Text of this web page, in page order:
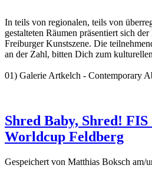
In teils von regionalen, teils von
gestalteten Räumen präsentiert sich
Freiburger Kunstszene. Die
an der Zahl, bitten Dich zum
01) Galerie Artkelch - Contemporary
Shred Baby, Shred!
Worldcup Feldberg
Gespeichert von Matthias Boksch am/